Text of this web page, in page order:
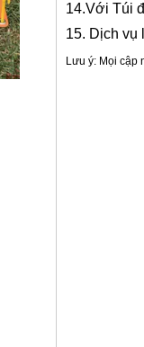
14.Với Túi
15. Dịch vụ
Lưu ý: Mọi cập